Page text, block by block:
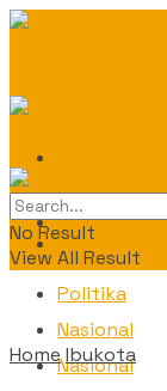
Politika
Nasional
Daerah
Politika
Nasional
No Result
View All Result
HomeIbukota